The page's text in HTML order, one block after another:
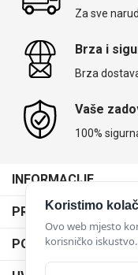
Za sve
Brza i
Brza
Vaše
100%
INFORMACIJE
Maskice.hr - Web trgovina
SVIJET MASKICA d.o.o.
Aleja javora 13,
095 5555 345
PRODAJNA MJESTA
Poslovnica Trešnjevka
Poslovnica Dubrava
PODRŠKA
Dostava
Koristimo
Ovo web mjesto
korisničko iskustvo.